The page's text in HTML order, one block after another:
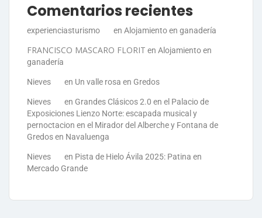
Comentarios recientes
experienciasturismo en Alojamiento en ganadería
FRANCISCO MASCARO FLORIT en Alojamiento en
ganadería
Nieves en Un valle rosa en Gredos
Nieves en Grandes Clásicos 2.0 en el Palacio de
Exposiciones Lienzo Norte: escapada musical y
pernoctacion en el Mirador del Alberche y Fontana de
Gredos en Navaluenga
Nieves en Pista de Hielo Ávila 2025: Patina en
Mercado Grande